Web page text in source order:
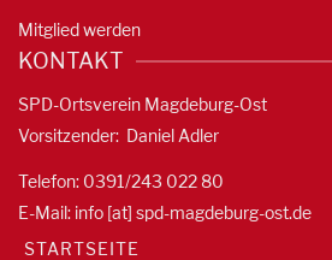
Mitglied werden
KONTAKT
SPD-Ortsverein Magdeburg-Ost
Vorsitzender: Daniel Adler
Telefon: 0391/243 022 80
E-Mail: info [at] spd-magdeburg-ost.de
STARTSEITE